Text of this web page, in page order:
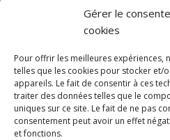
Gérer le
cookies
Pour offrir les meilleures expériences,
telles que les cookies pour stocker et/
appareils. Le fait de consentir à ces
traiter des données telles que le
uniques sur ce site. Le fait de ne pas
consentement peut avoir un effet
et fonctions.
discothèque
Si tu
Rocknfool,
pas à nous
tes
concerts,
séries ou
d'humeur :